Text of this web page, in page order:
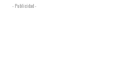
- Publicidad -